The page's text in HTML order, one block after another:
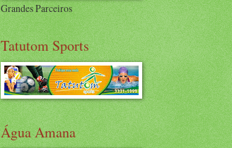
Grandes Parceiros
Tatutom Sports
Água Amana